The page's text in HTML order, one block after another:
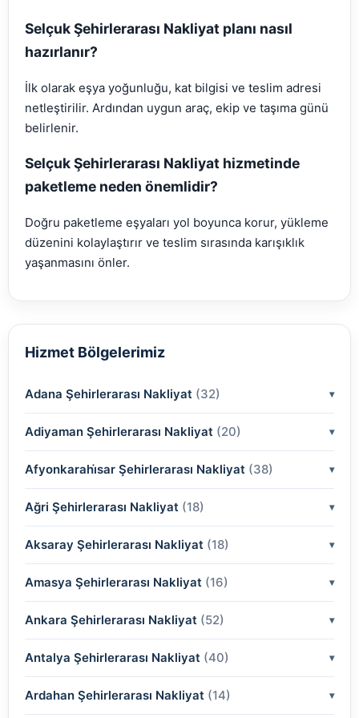
Selçuk Şehirlerarası Nakliyat planı nasıl
hazırlanır?
İlk olarak eşya yoğunluğu, kat bilgisi ve teslim adresi
netleştirilir. Ardından uygun araç, ekip ve taşıma günü
belirlenir.
Selçuk Şehirlerarası Nakliyat hizmetinde
paketleme neden önemlidir?
Doğru paketleme eşyaları yol boyunca korur, yükleme
düzenini kolaylaştırır ve teslim sırasında karışıklık
yaşanmasını önler.
Hizmet Bölgelerimiz
Adana Şehirlerarası Nakliyat (32)
(2)
(2)
(2)
(2)
(2)
(2)
(2)
(2)
Adiyaman Şehirlerarası Nakliyat (20)
(2)
(2)
(2)
(2)
(2)
(2)
(2)
Afyonkarahi̇sar Şehirlerarası Nakliyat (38)
(2)
(2)
(2)
(2)
(2)
(2)
Ağri Şehirlerarası Nakliyat (18)
(2)
(2)
(2)
(2)
(2)
Aksaray Şehirlerarası Nakliyat (18)
(2)
(2)
(2)
(2)
Amasya Şehirlerarası Nakliyat (16)
(2)
(2)
(2)
Ankara Şehirlerarası Nakliyat (52)
(2)
(2)
Antalya Şehirlerarası Nakliyat (40)
(2)
Ardahan Şehirlerarası Nakliyat (14)